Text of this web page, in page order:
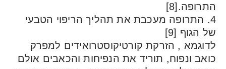
התרופה מעכבת את תהליך הריפוי הטבעי
[9]
, הזרקת קורטיקוסטרואידים למפרק
ונפוח, תוריד את הנפיחות והכאבים אולם